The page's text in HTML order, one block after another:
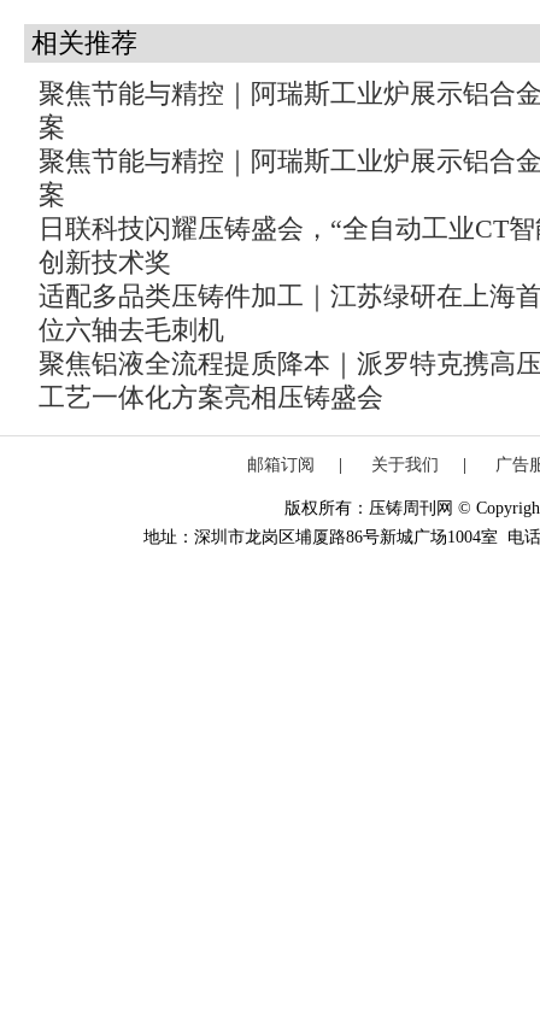
相关推荐
聚焦节能与精控｜阿瑞斯工业炉展示铝合
案
聚焦节能与精控｜阿瑞斯工业炉展示铝合
案
日联科技闪耀压铸盛会，“全自动工业CT
创新技术奖
适配多品类压铸件加工｜江苏绿研在上海
位六轴去毛刺机
聚焦铝液全流程提质降本｜派罗特克携高
工艺一体化方案亮相压铸盛会
邮箱订阅 关于我们 广告
版权所有：压铸周刊网 ©
地址：深圳市龙岗区埔厦路86号新城广场1004室 电